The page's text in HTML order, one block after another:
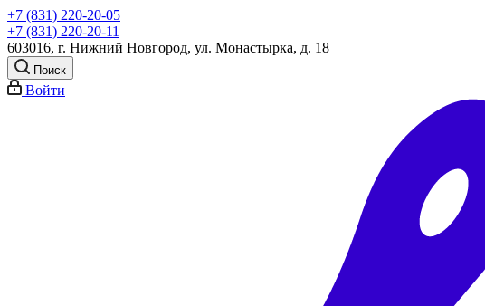
+7 (831) 220-20-05
+7 (831) 220-20-11
603016, г. Нижний Новгород, ул. Монастырка, д. 18
Поиск
Войти